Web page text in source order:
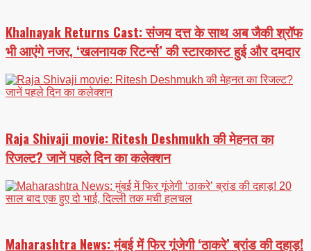
Khalnayak Returns Cast: संजय दत्त के साथ अब जैकी श्रॉफ
भी आएंगे नजर, ‘खलनायक रिटर्न्स’ की स्टारकास्ट हुई और दमदार
Raja Shivaji movie: Ritesh Deshmukh की मेहनत का
रिजल्ट? जानें पहले दिन का कलेक्शन
Maharashtra News: मुंबई में फिर गूंजेगी ‘ठाकरे’ ब्रांड की दहाड़!